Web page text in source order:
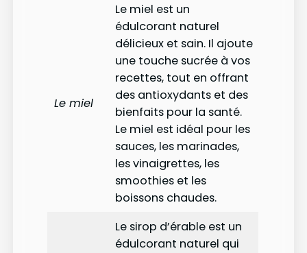
Le miel
Le miel est un
édulcorant naturel
délicieux et sain. Il ajoute
une touche sucrée à vos
recettes, tout en offrant
des antioxydants et des
bienfaits pour la santé.
Le miel est idéal pour les
sauces, les marinades,
les vinaigrettes, les
smoothies et les
boissons chaudes.
Le sirop d’érable est un
édulcorant naturel qui